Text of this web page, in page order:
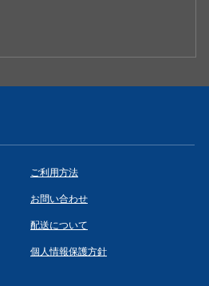
ご利用方法
お問い合わせ
配送について
個人情報保護方針